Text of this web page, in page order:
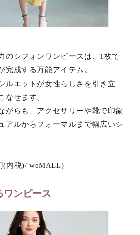
のシフォンワンピースは、1枚で
完成する万能アイテム。
ルエットが女性らしさを引き立
なせます。
がらも、アクセサリーや靴で印象
アルからフォーマルまで幅広いシ
(内税)/ weMALL)
ワンピース